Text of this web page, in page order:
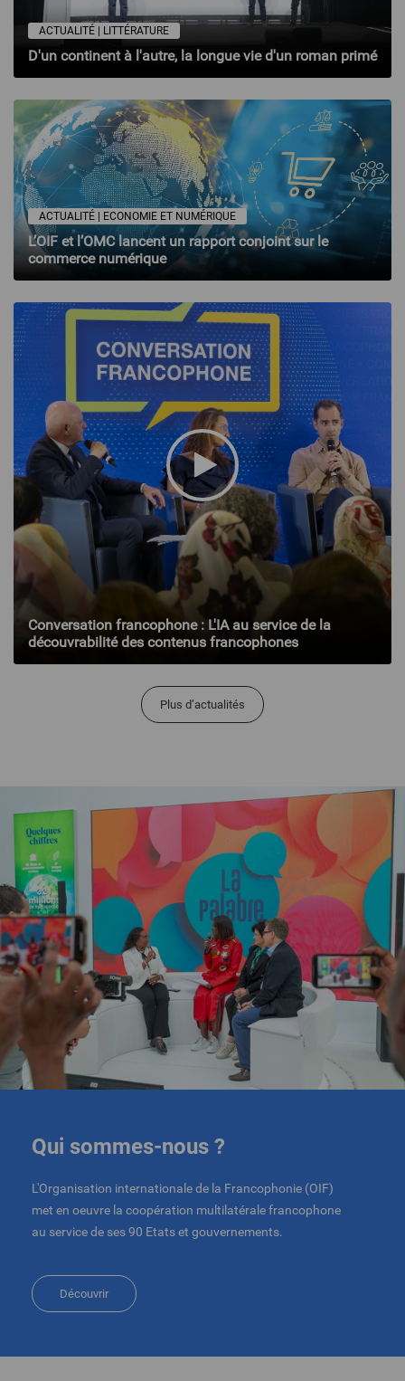
ACTUALITÉ | LITTÉRATURE
D'un continent à l'autre, la longue vie d'un roman primé
ACTUALITÉ | ECONOMIE ET NUMÉRIQUE
L’OIF et l’OMC lancent un rapport conjoint sur le
commerce numérique
Conversation francophone : L'IA au service de la
découvrabilité des contenus francophones
Plus d’actualités
Qui sommes-nous ?
L'Organisation internationale de la Francophonie (OIF)
met en oeuvre la coopération multilatérale francophone
au service de ses 90 Etats et gouvernements.
Découvrir